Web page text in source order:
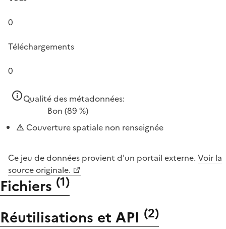
0
Téléchargements
0
Qualité des métadonnées:
Bon (89 %)
Couverture spatiale non renseignée
Ce jeu de données provient d'un portail externe. Voir la
source originale.
Fichiers (1)
Réutilisations et API (2)